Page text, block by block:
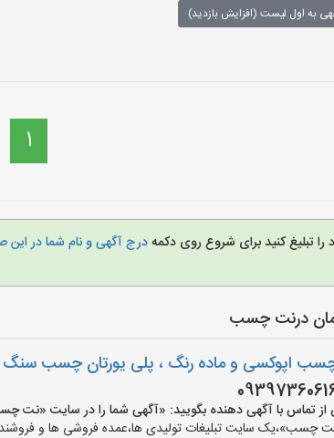
به اول لیست (افزایش بازدید)
1
تبلیغ کنید برای شروع روی دکمهدرج آگهی و نام شما در این
درنت چسب
چسب اپوکسی و ماده رنگ ، پلی یورتان چسب سنگ
تماس با آگهی دهنده بگویید: «آگهی شما را در سایت «نت چسب» دیده ام
چسب»،یک سایت تبلیغات تولیدی ها،عمده فروشی ها و